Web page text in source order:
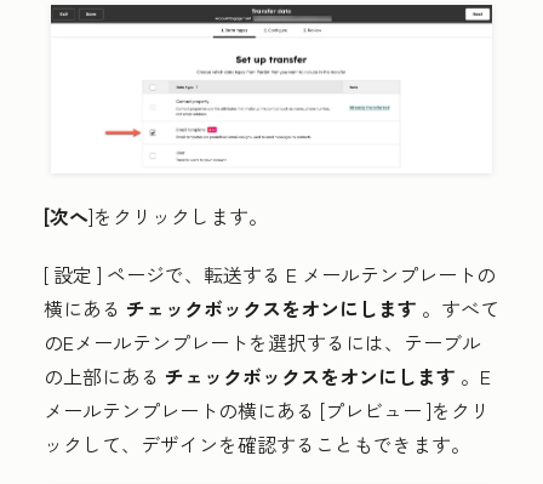
[次へ]をクリックします。
[ 設定 ] ページで、転送する E メールテンプレートの
横にある チェックボックスをオンにします 。すべて
のEメールテンプレートを選択するには、テーブル
の上部にある チェックボックスをオンにします 。E
メールテンプレートの横にある [プレビュー ]をクリ
ックして、デザインを確認することもできます。